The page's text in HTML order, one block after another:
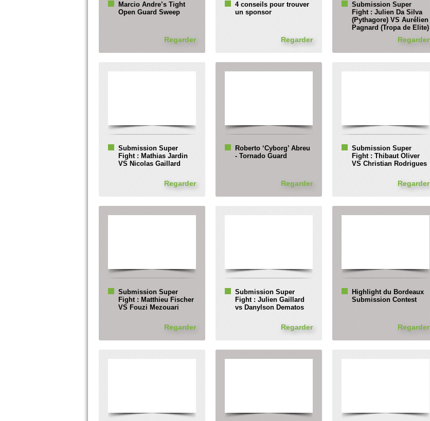
Marcio Andre’s Tight
Open Guard Sweep
Regarder
4 conseils pour trouver
un sponsor
Regarder
Submission Super
Fight : Julien Da Silva
(Pythagore) VS Aurélien
Pagnard (Tropa de Elite)
Regarder
Submission Super
Fight : Mathias Jardin
VS Nicolas Gaillard
Regarder
Roberto ‘Cyborg’ Abreu
- Tornado Guard
Regarder
Submission Super
Fight : Thibaut Oliver
VS Christian Rodrigues
Regarder
Submission Super
Fight : Matthieu Fischer
VS Fouzi Mezouari
Regarder
Submission Super
Fight : Julien Gaillard
vs Danylson Dematos
Regarder
Highlight du Bordeaux
Submission Contest
Regarder